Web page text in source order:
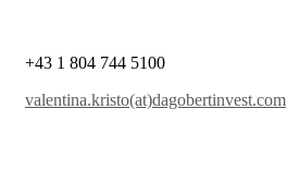
+43 1 804 744 5100
valentina.kristo(at)dagobertinvest.com